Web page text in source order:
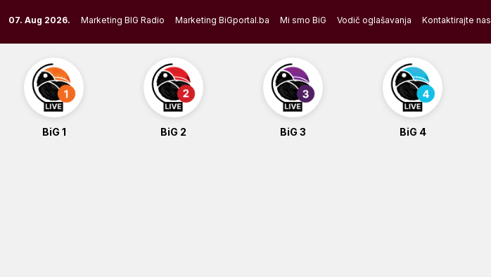
to
content
07. Aug 2026. Marketing BIG Radio Marketing BiGportal.ba Mi smo BiG Vodič oglašavanja Kontaktirajte nas
BiG 1 BiG 2 BiG 3 BiG 4